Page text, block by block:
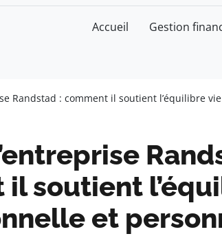
Accueil Gestion
Randstad : comment il soutient l’équilibre
il soutient
et